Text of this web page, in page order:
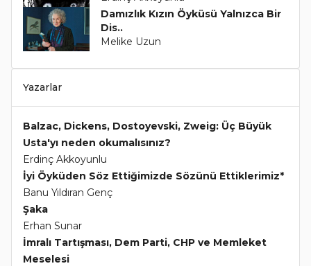
Damızlık Kızın Öyküsü Yalnızca Bir
Dis..
Melike Uzun
Yazarlar
Balzac, Dickens, Dostoyevski, Zweig: Üç Büyük
Usta'yı neden okumalısınız?
Erdinç Akkoyunlu
İyi Öyküden Söz Ettiğimizde Sözünü Ettiklerimiz*
Banu Yıldıran Genç
Şaka
Erhan Sunar
İmralı Tartışması, Dem Parti, CHP ve Memleket
Meselesi